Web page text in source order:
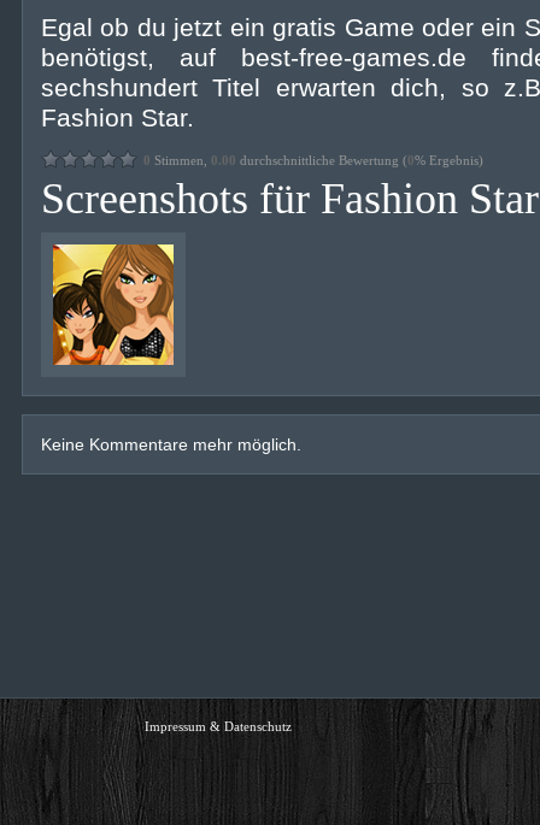
Egal ob du jetzt ein gratis Game oder ein
benötigst, auf best-free-games.de
sechshundert Titel erwarten dich, so
Fashion Star.
0 Stimmen, 0.00 durchschnittliche Bewertung (0% Ergebnis)
Screenshots für Fashion Star
Keine Kommentare mehr möglich.
Impressum & Datenschutz